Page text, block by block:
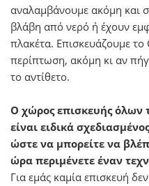
αναλαμβάνουμε ακόμη και
βλάβη από νερό ή έχουν
πλακέτα. Επισκευάζουμε
περίπτωση, ακόμη κι αν
το αντίθετο.
Ο χώρος επισκευής
είναι ειδικά
ώστε να μπορείτε να
ώρα περιμένετε έναν
Για εμάς καμία επισκευή